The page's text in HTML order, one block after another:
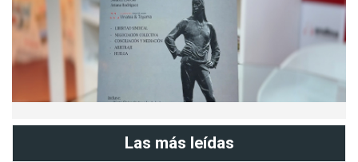
Las más leídas